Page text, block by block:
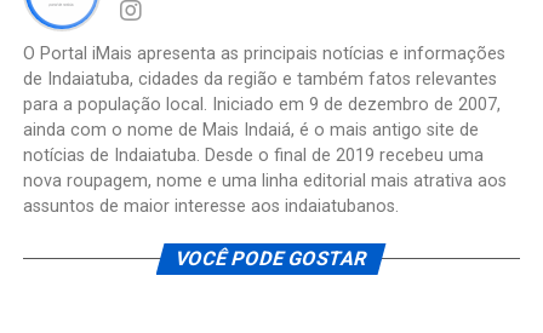
O Portal iMais apresenta as principais notícias e informações
de Indaiatuba, cidades da região e também fatos relevantes
para a população local. Iniciado em 9 de dezembro de 2007,
ainda com o nome de Mais Indaiá, é o mais antigo site de
notícias de Indaiatuba. Desde o final de 2019 recebeu uma
nova roupagem, nome e uma linha editorial mais atrativa aos
assuntos de maior interesse aos indaiatubanos.
VOCÊ PODE GOSTAR